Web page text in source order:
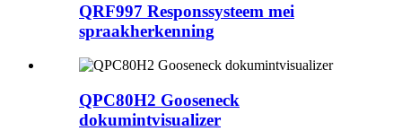
QRF997 Responssysteem mei
spraakherkenning
QPC80H2 Gooseneck
dokumintvisualizer